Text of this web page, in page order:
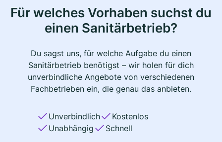
Für welches Vorhaben suchst du
einen Sanitärbetrieb?
Du sagst uns, für welche Aufgabe du einen
Sanitärbetrieb benötigst – wir holen für dich
unverbindliche Angebote von verschiedenen
Fachbetrieben ein, die genau das anbieten.
Unverbindlich
Kostenlos
Unabhängig
Schnell